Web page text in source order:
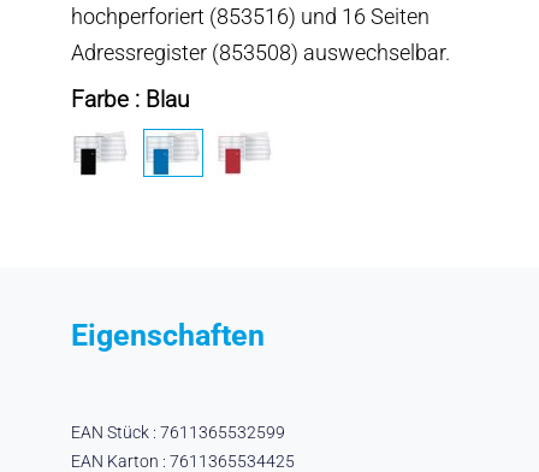
hochperforiert (853516) und 16 Seiten
Adressregister (853508) auswechselbar.
Farbe : Blau
Eigenschaften
EAN Stück : 7611365532599
EAN Karton : 7611365534425